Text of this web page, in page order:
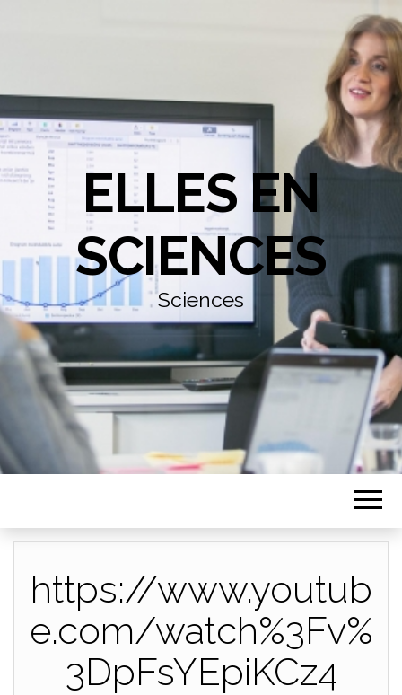
ELLES EN
SCIENCES
Sciences
https://www.youtub
e.com/watch%3Fv%
3DpFsYEpiKCz4